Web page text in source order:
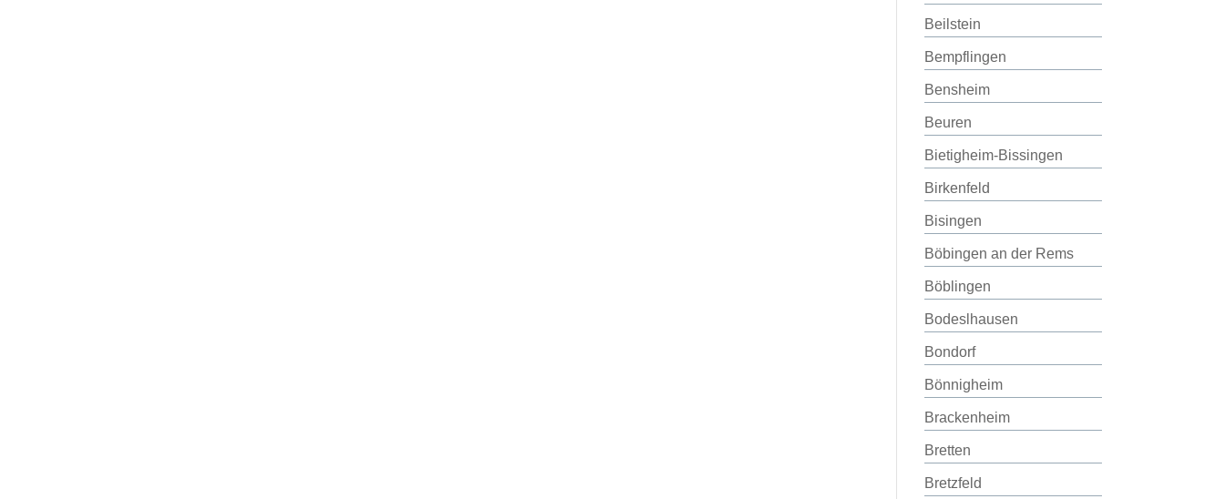
Beilstein
Bempflingen
Bensheim
Beuren
Bietigheim-Bissingen
Birkenfeld
Bisingen
Böbingen an der Rems
Böblingen
Bodeslhausen
Bondorf
Bönnigheim
Brackenheim
Bretten
Bretzfeld